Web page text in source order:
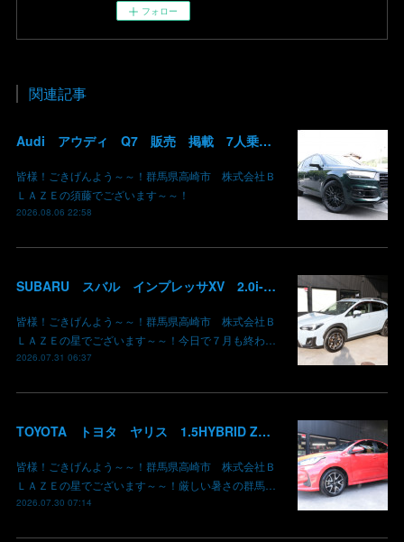
フォロー
関連記事
Audi アウディ Q7 販売 掲載 7人乗り リアモニター サンルーフ 車検整備2年付き 群馬 高崎
皆様！ごきげんよう～～！群馬県高崎市 株式会社Ｂ
ＬＡＺＥの須藤でございます～～！
2026.08.06 22:58
SUBARU スバル インプレッサXV 2.0i-L EyeSight AWD 御納車 GT7 群馬県高崎市 株式会社BLAZE
皆様！ごきげんよう～～！群馬県高崎市 株式会社Ｂ
ＬＡＺＥの星でございます～～！今日で７月も終わ…
2026.07.31 06:37
TOYOTA トヨタ ヤリス 1.5HYBRID Z 御納車 MXPH10 コーラルクリスタルシャイン 3U7 群馬県高崎市 株式会社BLAZE
皆様！ごきげんよう～～！群馬県高崎市 株式会社Ｂ
ＬＡＺＥの星でございます～～！厳しい暑さの群馬…
2026.07.30 07:14